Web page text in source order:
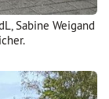
Sabine Weigand